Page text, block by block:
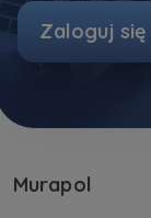
Murapol
Zaloguj się